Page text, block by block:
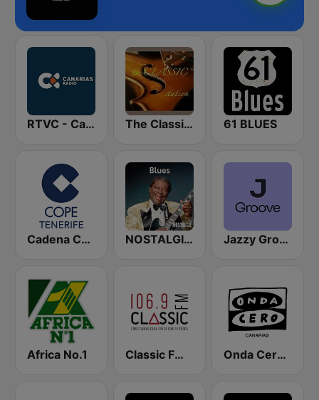
RTVC - Canarias Radio The Classical Station 61 BLUES
Cadena COPE Tenerife NOSTALGIE BLUES Jazzy Groove
Africa No.1 Classic FM 106.9 | Monterrey Onda Cero Las Palmas